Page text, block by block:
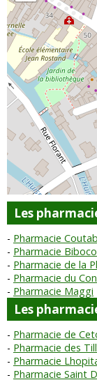
Les
Pharmacie
Pharmacie Biboco
Pharmacie de la
Pharmacie du
Pharmacie Maggi
Les
Pharmacie de
Pharmacie des
Pharmacie
Pharmacie Saint